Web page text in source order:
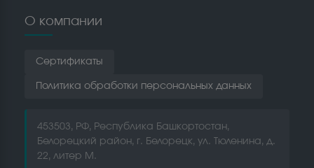
О компании
Сертификаты
Политика обработки персональных данных
453503, РФ, Республика Башкортостан,
Белорецкий район, г. Белорецк, ул. Тюленина, д.
22, литер М.